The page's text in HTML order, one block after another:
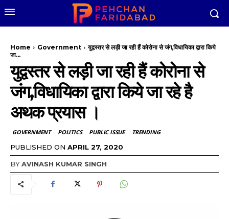
Home Government
युद्वस्तर से लड़ी जा रही हैं कोरोना से जंग,विधायिका द्वारा किये
जा...
युद्वस्तर से लड़ी जा रही हैं कोरोना से
जंग,विधायिका द्वारा किये जा रहे है
अथक प्रयास ।
GOVERNMENT POLITICS PUBLIC ISSUE TRENDING
PUBLISHED ON APRIL 27, 2020
BYAVINASH KUMAR SINGH